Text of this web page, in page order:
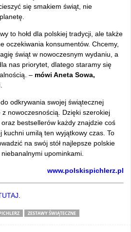
się smakiem świąt, nie
to hołd dla polskiej tradycji, ale także
oczekiwania konsumentów. Chcemy,
świąt w nowoczesnym wydaniu, a
nas priorytet, dlatego staramy się
– mówi Aneta Sowa,
odkrywania swojej świątecznej
z nowoczesnością. Dzięki szerokiej
bestsellerów każdy znajdzie coś
kuchni umilą ten wyjątkowy czas. To
na swój stół najlepsze polskie
upominkami.
www.polskispichlerz.pl
ZESTAWY ŚWIĄTECZNE